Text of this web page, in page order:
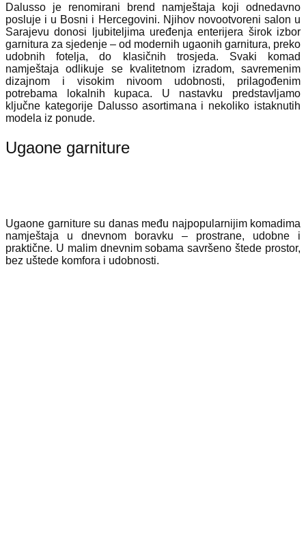
Dalusso je renomirani brend namještaja koji odnedavno
posluje i u Bosni i Hercegovini. Njihov novootvoreni salon u
Sarajevu donosi ljubiteljima uređenja enterijera širok izbor
garnitura za sjedenje – od modernih ugaonih garnitura, preko
udobnih fotelja, do klasičnih trosjeda. Svaki komad
namještaja odlikuje se kvalitetnom izradom, savremenim
dizajnom i visokim nivoom udobnosti, prilagođenim
potrebama lokalnih kupaca. U nastavku predstavljamo
ključne kategorije Dalusso asortimana i nekoliko istaknutih
modela iz ponude.
Ugaone garniture
Ugaone garniture su danas među najpopularnijim komadima
namještaja u dnevnom boravku – prostrane, udobne i
praktične. U malim dnevnim sobama savršeno štede prostor,
bez uštede komfora i udobnosti.